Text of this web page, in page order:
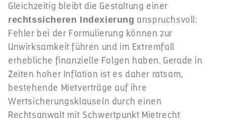
Gleichzeitig bleibt die Gestaltung einer
rechtssicheren Indexierung anspruchsvoll:
Fehler bei der Formulierung können zur
Unwirksamkeit führen und im Extremfall
erhebliche finanzielle Folgen haben. Gerade in
Zeiten hoher Inflation ist es daher ratsam,
bestehende Mietverträge auf ihre
Wertsicherungsklauseln durch einen
Rechtsanwalt mit Schwertpunkt Mietrecht